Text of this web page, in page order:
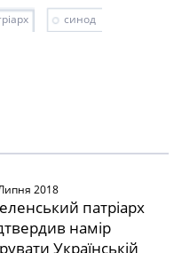
синод
2018
патріарх
намір
Українській